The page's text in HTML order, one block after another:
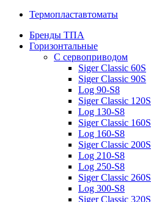
Термопластавтоматы
Бренды ТПА
Горизонтальные
С сервоприводом
Siger Classic 60S
Siger Classic 90S
Log 90-S8
Siger Classic 120S
Log 130-S8
Siger Classic 160S
Log 160-S8
Siger Classic 200S
Log 210-S8
Log 250-S8
Siger Classic 260S
Log 300-S8
Siger Classic 320S